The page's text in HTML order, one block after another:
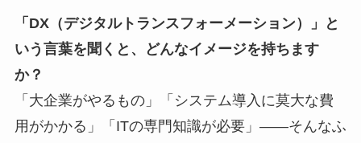
「DX（デジタルトランスフォーメーション）」と
いう言葉を聞くと、どんなイメージを持ちます
か？
「大企業がやるもの」「システム導入に莫大な費
用がかかる」「ITの専門知識が必要」――そんなふ